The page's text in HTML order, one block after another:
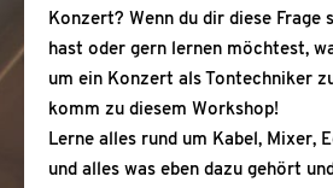
Konzert? Wenn du dir diese Frage
hast oder gern lernen möchtest,
um ein Konzert als Tontechniker
komm zu diesem Workshop!
Lerne alles rund um Kabel, Mixer,
und alles was eben dazu gehört